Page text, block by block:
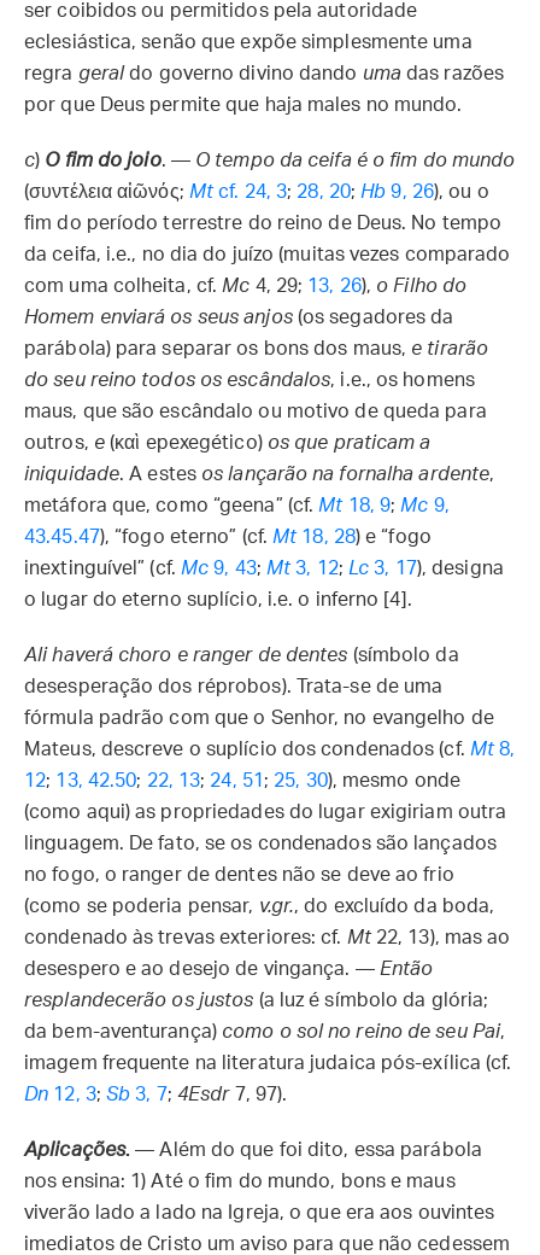
ser coibidos ou permitidos pela autoridade
eclesiástica, senão que expõe simplesmente uma
regra geral do governo divino dando umadas razões
por que Deus permite que haja males no mundo.
c) O fim do joio. — O tempo da ceifa é o fim do mundo
(συντέλεια αἰῶνός; Mtcf. 24, 3; 28, 20; Hb 9, 26), ou o
fim do período terrestre do reino de Deus. No tempo
da ceifa, i.e., no dia do juízo (muitas vezes comparado
com uma colheita, cf. Mc 4, 29; 13, 26), o Filho do
Homem enviará os seus anjos (os segadores da
parábola) para separar os bons dos maus, e tirarão
do seu reino todos os escândalos, i.e., os homens
maus, que são escândalo ou motivo de queda para
outros, e(καὶ epexegético) os que praticam a
iniquidade. A estes os lançarão na fornalha ardente,
metáfora que, como “geena” (cf. Mt18, 9; Mc 9,
43.45.47), “fogo eterno” (cf. Mt18, 28) e “fogo
inextinguível” (cf. Mc 9, 43; Mt3, 12; Lc 3, 17), designa
o lugar do eterno suplício, i.e. o inferno [4].
Ali haverá choro e ranger de dentes (símbolo da
desesperação dos réprobos). Trata-se de uma
fórmula padrão com que o Senhor, no evangelho de
Mateus, descreve o suplício dos condenados (cf. Mt8,
12; 13, 42.50; 22, 13; 24, 51 ; 25, 30), mesmo onde
(como aqui) as propriedades do lugar exigiriam outra
linguagem. De fato, se os condenados são lançados
no fogo, o ranger de dentes não se deve ao frio
(como se poderia pensar, v.gr., do excluído da boda,
condenado às trevas exteriores: cf. Mt22, 13), mas ao
desespero e ao desejo de vingança. —Então
resplandecerão os justos (a luz é símbolo da glória;
da bem-aventurança) como o sol no reino de seu Pai,
imagem frequente na literatura judaica pós-exílica (cf.
Dn 12, 3;Sb 3, 7; 4Esdr7, 97).
Aplicações. — Além do que foi dito, essa parábola
nos ensina: 1) Até o fim do mundo, bons e maus
viverão lado a lado na Igreja, o que era aos ouvintes
imediatos de Cristo um aviso para que não cedessem